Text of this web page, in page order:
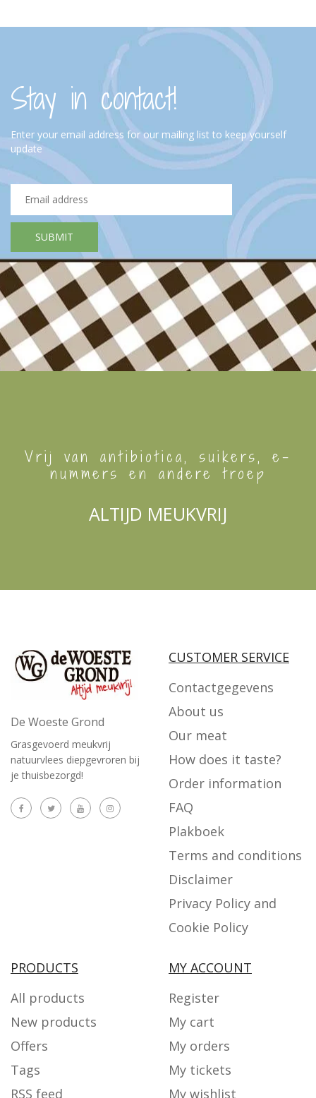
Stay in contact!
Enter your email address for our mailing list to keep yourself
update
Vrij van antibiotica, suikers, e-
nummers en andere troep
ALTIJD MEUKVRIJ
De Woeste Grond
Grasgevoerd meukvrij
natuurvlees diepgevroren bij
je thuisbezorgd!
CUSTOMER SERVICE
Contactgegevens
About us
Our meat
How does it taste?
Order information
FAQ
Plakboek
Terms and conditions
Disclaimer
Privacy Policy and
Cookie Policy
PRODUCTS
All products
New products
Offers
Tags
RSS feed
MY ACCOUNT
Register
My cart
My orders
My tickets
My wishlist